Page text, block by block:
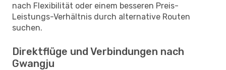
nach Flexibilität oder einem besseren Preis-
Leistungs-Verhältnis durch alternative Routen
suchen.
Direktflüge und Verbindungen nach
Gwangju